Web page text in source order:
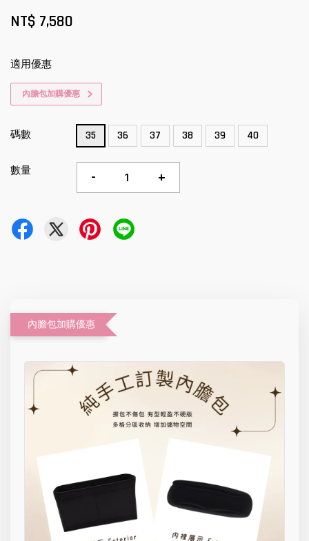
NT$ 7,580
適用優惠
內膽包加購優惠
碼數 35 36 37 38 39 40
數量 - +
內膽包加購優惠